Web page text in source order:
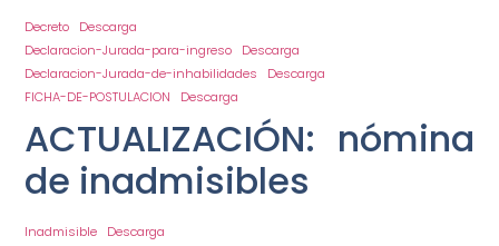
Decreto
Descarga
Declaracion-Jurada-para-ingreso
Descarga
Declaracion-Jurada-de-inhabilidades
Descarga
FICHA-DE-POSTULACION
Descarga
ACTUALIZACIÓN: nómina
de inadmisibles
Inadmisible Descarga